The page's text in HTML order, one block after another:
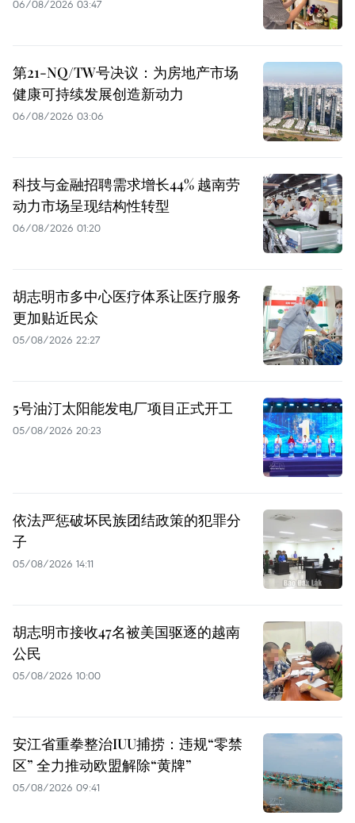
06/08/2026 03:47
第21-NQ/TW号决议：为房地产市场
健康可持续发展创造新动力
06/08/2026 03:06
科技与金融招聘需求增长44% 越南劳
动力市场呈现结构性转型
06/08/2026 01:20
胡志明市多中心医疗体系让医疗服务
更加贴近民众
05/08/2026 22:27
5号油汀太阳能发电厂项目正式开工
05/08/2026 20:23
依法严惩破坏民族团结政策的犯罪分
子
05/08/2026 14:11
胡志明市接收47名被美国驱逐的越南
公民
05/08/2026 10:00
安江省重拳整治IUU捕捞：违规“零禁
区” 全力推动欧盟解除“黄牌”
05/08/2026 09:41